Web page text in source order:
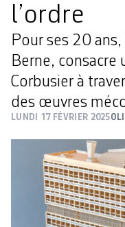
l’ordre
Pour ses 20
Berne, consacre
Corbusier à
des œuvres
LUNDI 17 FÉVRIER 2025